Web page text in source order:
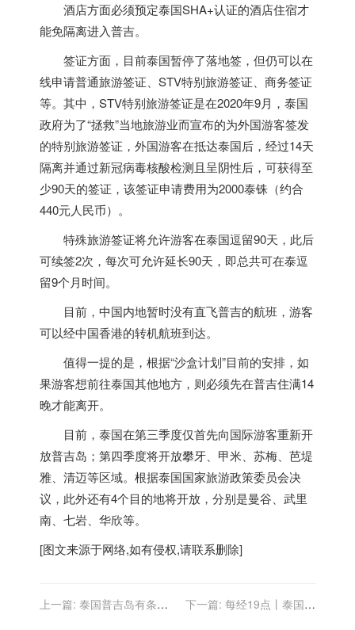
酒店方面必须预定泰国SHA+认证的酒店住宿才
能免隔离进入普吉。
签证方面，目前泰国暂停了落地签，但仍可以在
线申请普通旅游签证、STV特别旅游签证、商务签证
等。其中，STV特别旅游签证是在2020年9月， 泰国
政府为了“拯救”当地旅游业而宣布的为外国游客签发
的特别旅游签证，外国游客在抵达泰国后，经过14天
隔离并通过新冠病毒核酸检测且呈阴性后，可获得至
少90天的签证，该签证申请费用为2000泰铢（约合
440元人民币）。
特殊旅游签证将允许游客在泰国逗留90天，此后
可续签2次，每次可允许延长90天，即总共可在泰逗
留9个月时间。
目前，中国内地暂时没有直飞普吉的航班，游客
可以经中国香港的转机航班到达。
值得一提的是，根据“沙盒计划”目前的安排，如
果游客想前往泰国其他地方，则必须先在普吉住满14
晚才能离开。
目前， 泰国在第三季度仅首先向国际游客重新开
放普吉岛；第四季度将开放攀牙、甲米、苏梅、芭堤
雅、清迈等区域。根据泰国国家旅游政策委员会决
议，此外还有4个目的地将开放，分别是曼谷、武里
南、七岩、华欣等。
[图文来源于网络,如有侵权,请联系删除]
上一篇: 泰国普吉岛有条件
下一篇: 每经19点丨泰国普